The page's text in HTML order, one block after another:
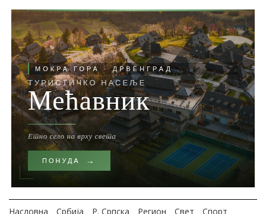
Насловна Србија Р. Српска Регион Свет Спорт